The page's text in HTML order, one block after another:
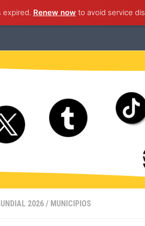
expired. Renew now to avoid service
Ciudad de México Estado de
2026 / MUNICIPIOS